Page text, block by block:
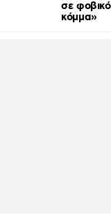
σε
κόμμα»